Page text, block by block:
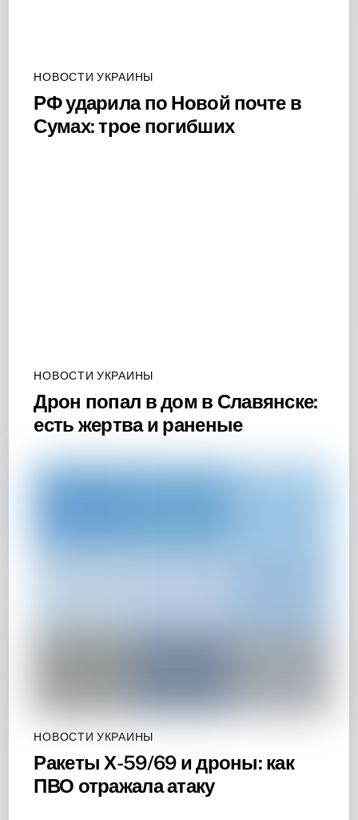
НОВОСТИ УКРАИНЫ
РФ ударила по Новой почте в
Сумах: трое погибших
НОВОСТИ УКРАИНЫ
Дрон попал в дом в Славянске:
есть жертва и раненые
НОВОСТИ УКРАИНЫ
Ракеты Х-59/69 и дроны: как
ПВО отражала атаку